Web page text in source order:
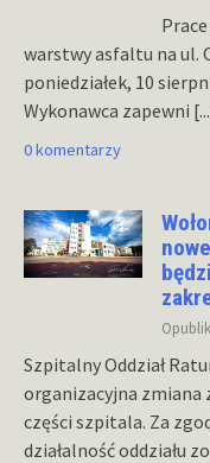
warstwy asfaltu na ul.
poniedziałek, 10
Wykonawca zapewni
0 komentarzy
Szpitalny Oddział
organizacyjna zmiana
części szpitala. Za
działalność oddziału